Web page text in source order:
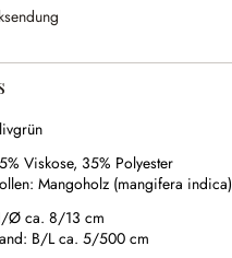
Viskose, 35% Polyester
Mangoholz (mangifera indica)
Ø ca. 8/13 cm
B/L ca. 5/500 cm